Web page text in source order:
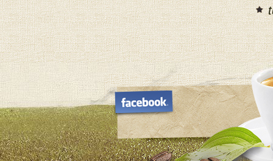
Wann
Montag
Donnerstag
vormittags